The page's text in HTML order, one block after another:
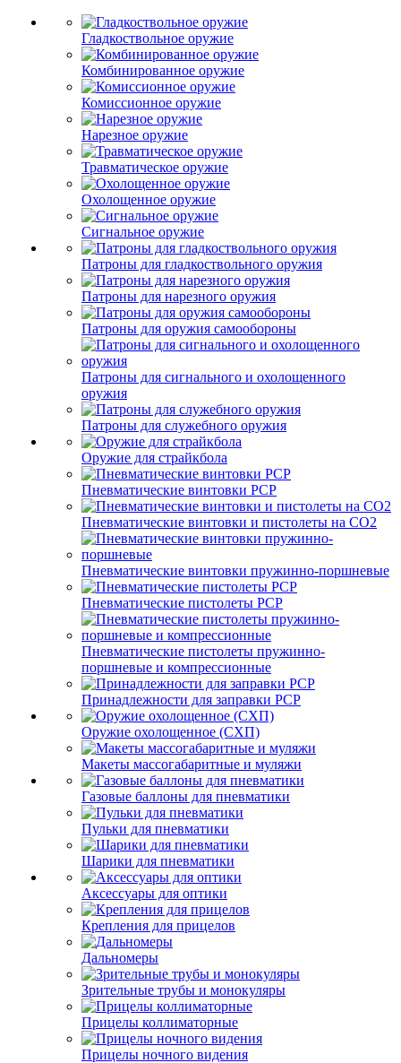
Гладкоствольное оружие
Комбинированное оружие
Комиссионное оружие
Нарезное оружие
Травматическое оружие
Охолощенное оружие
Сигнальное оружие
Патроны для гладкоствольного оружия
Патроны для нарезного оружия
Патроны для оружия самообороны
Патроны для сигнального и охолощенного
оружия
Патроны для служебного оружия
Оружие для страйкбола
Пневматические винтовки PCP
Пневматические винтовки и пистолеты на CO2
Пневматические винтовки пружинно-поршневые
Пневматические пистолеты PCP
Пневматические пистолеты пружинно-
поршневые и компрессионные
Принадлежности для заправки PCP
Оружие охолощенное (СХП)
Макеты массогабаритные и муляжи
Газовые баллоны для пневматики
Пульки для пневматики
Шарики для пневматики
Аксессуары для оптики
Крепления для прицелов
Дальномеры
Зрительные трубы и монокуляры
Прицелы коллиматорные
Прицелы ночного видения